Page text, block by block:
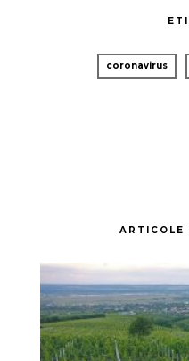
coronavirus
ARTICOLE